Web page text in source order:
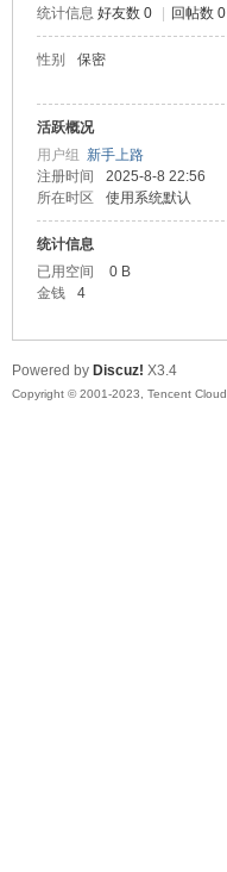
统计信息 好友数 0 回帖数 0
性别 保密
活跃概况
用户组 新手上路
注册时间
2025-8-8 22:56
所在时区
使用系统默认
统计信息
已用空间
0 B
金钱
4
Powered by Discuz! X3.4
Copyright © 2001-2023, Tencent Cloud.